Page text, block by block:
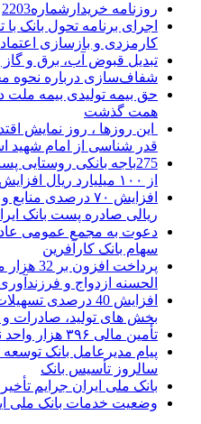
روزنامه خریدارشماره2203
اجرای برنامه تحول بانک با
کارمزدی و بازسازی
تبدیل قبوض آب، برق و گاز
شفاف‌سازی درباره نحوه
همت گذشت
این روزها ، روز نمایش
قدر شناسی از امام شهید
275باجه بانکی روستایی
از ۱۰۰ میلیارد ریال افزایش دادند
ریالی صادره پست بانک
دعوت به مجمع عمومی
سهام بانک کارآفرین
پرداخت
الحسنه ازدواج و
افزایش 40 درصدی
بخش های تولید، صادرات و
تأمین مالی ۳۹۶ هزار واحد نهضت ملی توسط بانک مسکن
سالروز تأسیس بانک
بانک ملی ایران جرایم
وضعیت خدمات بانک ملی